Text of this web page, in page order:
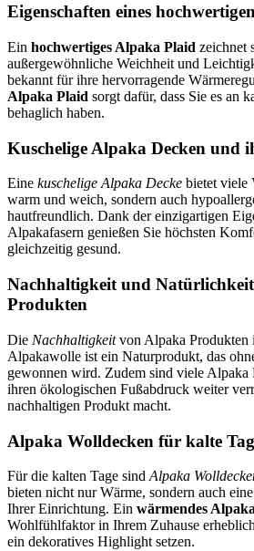
Eigenschaften eines
Ein hochwertiges Alpaka Plaid zeichnet
außergewöhnliche Weichheit und
bekannt für ihre hervorragende
Alpaka Plaid sorgt dafür, dass Sie es an
behaglich haben.
Kuschelige Alpaka Decken und
Eine kuschelige Alpaka Decke bietet viele
warm und weich, sondern auch
hautfreundlich. Dank der einzigartigen
Alpakafasern genießen Sie höchsten
gleichzeitig gesund.
Nachhaltigkeit und
Produkten
Die Nachhaltigkeitvon Alpaka Produkten
Alpakawolle ist ein Naturprodukt, das
gewonnen wird. Zudem sind viele Alpaka
ihren ökologischen Fußabdruck weiter
nachhaltigen Produkt macht.
Alpaka Wolldecken für kalte
Für die kalten Tage sind Alpaka
bieten nicht nur Wärme, sondern auch
Ihrer Einrichtung. Ein wärmendes
Wohlfühlfaktor in Ihrem Zuhause
ein dekoratives Highlight setzen.